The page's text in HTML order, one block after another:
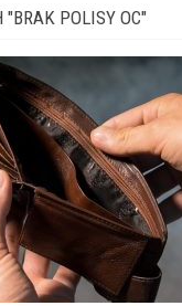
"BRAK POLISY OC"